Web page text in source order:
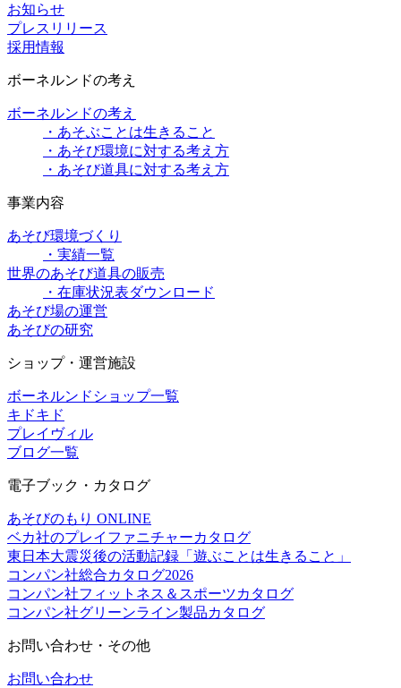
お知らせ
プレスリリース
採用情報
ボーネルンドの考え
ボーネルンドの考え
・あそぶことは生きること
・あそび環境に対する考え方
・あそび道具に対する考え方
事業内容
あそび環境づくり
・実績一覧
世界のあそび道具の販売
・在庫状況表ダウンロード
あそび場の運営
あそびの研究
ショップ・運営施設
ボーネルンドショップ一覧
キドキド
プレイヴィル
ブログ一覧
電子ブック・カタログ
あそびのもり ONLINE
ベカ社のプレイファニチャーカタログ
東日本大震災後の活動記録「遊ぶことは生きること」
コンパン社総合カタログ2026
コンパン社フィットネス＆スポーツカタログ
コンパン社グリーンライン製品カタログ
お問い合わせ・その他
お問い合わせ